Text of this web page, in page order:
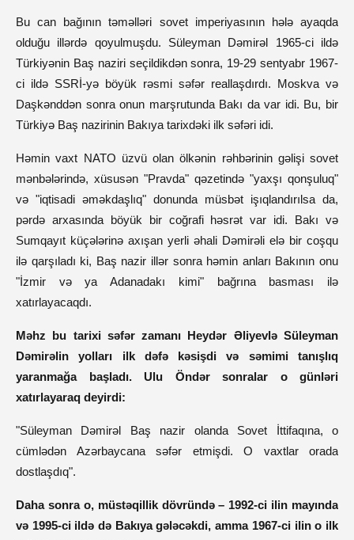
Bu can bağının təməlləri sovet imperiyasının hələ ayaqda
olduğu illərdə qoyulmuşdu. Süleyman Dəmirəl 1965-ci ildə
Türkiyənin Baş naziri seçildikdən sonra, 19-29 sentyabr 1967-
ci ildə SSRİ-yə böyük rəsmi səfər reallaşdırdı. Moskva və
Daşkənddən sonra onun marşrutunda Bakı da var idi. Bu, bir
Türkiyə Baş nazirinin Bakıya tarixdəki ilk səfəri idi.
Həmin vaxt NATO üzvü olan ölkənin rəhbərinin gəlişi sovet
mənbələrində, xüsusən "Pravda" qəzetində "yaxşı qonşuluq"
və "iqtisadi əməkdaşlıq" donunda müsbət işıqlandırılsa da,
pərdə arxasında böyük bir coğrafi həsrət var idi. Bakı və
Sumqayıt küçələrinə axışan yerli əhali Dəmirəli elə bir coşqu
ilə qarşıladı ki, Baş nazir illər sonra həmin anları Bakının onu
"İzmir və ya Adanadakı kimi" bağrına basması ilə
xatırlayacaqdı.
Məhz bu tarixi səfər zamanı Heydər Əliyevlə Süleyman
Dəmirəlin yolları ilk dəfə kəsişdi və səmimi tanışlıq
yaranmağa başladı. Ulu Öndər sonralar o günləri
xatırlayaraq deyirdi:
"Süleyman Dəmirəl Baş nazir olanda Sovet İttifaqına, o
cümlədən Azərbaycana səfər etmişdi. O vaxtlar orada
dostlaşdıq".
Daha sonra o, müstəqillik dövründə – 1992-ci ilin mayında
və 1995-ci ildə də Bakıya gələcəkdi, amma 1967-ci ilin o ilk